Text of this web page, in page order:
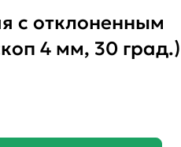
с отклоненным
4 мм, 30 град.)